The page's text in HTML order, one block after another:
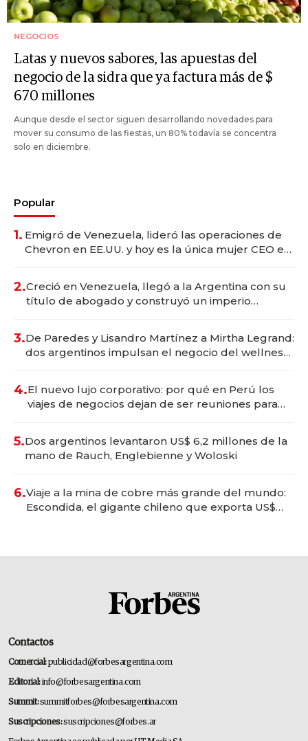
NEGOCIOS
Latas y nuevos sabores, las apuestas del
negocio de la sidra que ya factura más de $
670 millones
Aunque desde el sector siguen desarrollando novedades para
mover su consumo de las fiestas, un 80% todavía se concentra
solo en diciembre.
Popular
1. Emigró de Venezuela, lideró las operaciones de
Chevron en EE.UU. y hoy es la única mujer CEO en
2.Creció en Venezuela, llegó a la Argentina con su
título de abogado y construyó un imperio
3.De Paredes y Lisandro Martínez a Mirtha Legrand:
dos argentinos impulsan el negocio del wellness
4.El nuevo lujo corporativo: por qué en Perú los
viajes de negocios dejan de ser reuniones para
5.Dos argentinos levantaron US$ 6,2 millones de la
mano de Rauch, Englebienne y Woloski
6.Viaje a la mina de cobre más grande del mundo:
Escondida, el gigante chileno que exporta US$
Contactos
Comercial:publicidad@forbesargentina.com
Editorial:info@forbesargentina.com
Summit:summitforbes@forbesargentina.com
Suscripciones:suscripciones@forbes.ar